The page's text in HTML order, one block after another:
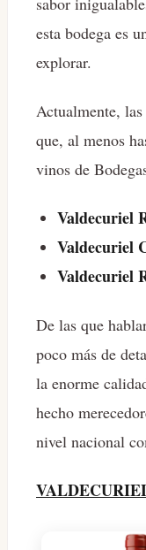
esta bodega es
explorar.
Actualmente,
que, al menos
vinos de
Valdecuriel
Valdecuriel
Valdecuriel
De las que
poco más de
la enorme
hecho
nivel nacional